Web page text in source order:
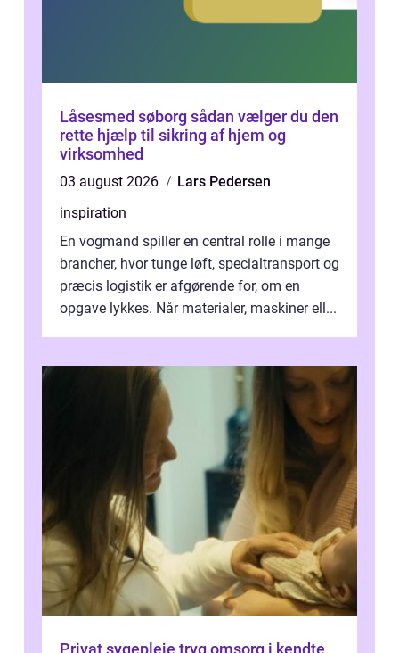
Låsesmed søborg sådan vælger du den
rette hjælp til sikring af hjem og
virksomhed
03 august 2026
Lars Pedersen
inspiration
En vogmand spiller en central rolle i mange
brancher, hvor tunge løft, specialtransport og
præcis logistik er afgørende for, om en
opgave lykkes. Når materialer, maskiner ell...
Privat sygepleje tryg omsorg i kendte